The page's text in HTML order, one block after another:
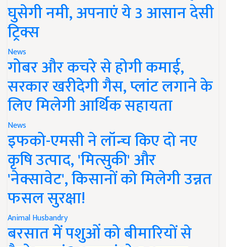
घुसेगी नमी, अपनाएं ये 3 आसान देसी
ट्रिक्स
News
गोबर और कचरे से होगी कमाई,
सरकार खरीदेगी गैस, प्लांट लगाने के
लिए मिलेगी आर्थिक सहायता
News
इफको-एमसी ने लॉन्च किए दो नए
कृषि उत्पाद, 'मित्सुकी' और
'नेक्सावेट', किसानों को मिलेगी उन्नत
फसल सुरक्षा!
Animal Husbandry
बरसात में पशुओं को बीमारियों से